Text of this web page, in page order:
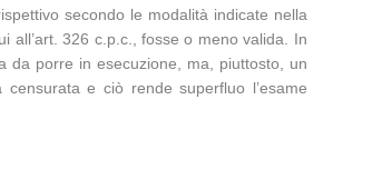
secondo le modalità indicate nella
all’art. 326 c.p.c., fosse o meno valida. In
da porre in esecuzione, ma, piuttosto, un
e ciò rende superfluo l’esame